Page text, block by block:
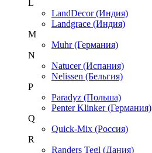
L
LandDecor (Индия)
Landgrace (Индия)
M
Muhr (Германия)
N
Natucer (Испания)
Nelissen (Бельгия)
P
Paradyz (Польша)
Penter Klinker (Германия)
Q
Quick-Mix (Россия)
R
Randers Tegl (Дания)